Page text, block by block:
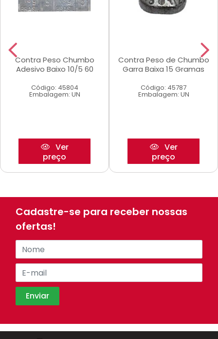
Contra Peso Chumbo
Adesivo Baixo 10/5 60
Código: 45804
Embalagem: UN
Ver
preço
Contra Peso de Chumbo
Garra Baixa 15 Gramas
Código: 45787
Embalagem: UN
Ver
preço
Cadastre-se para receber nossas
ofertas!